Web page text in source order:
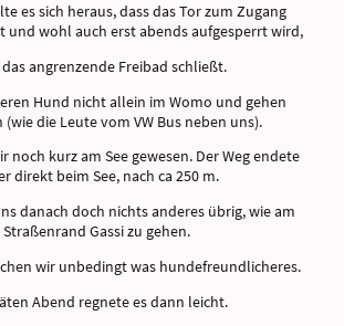
es sich heraus, dass das Tor zum Zugang
und wohl auch erst abends aufgesperrt wird,
angrenzende Freibad schließt.
Hund nicht allein im Womo und gehen
die Leute vom VW Bus neben uns).
noch kurz am See gewesen. Der Weg endete
direkt beim See, nach ca 250 m.
danach doch nichts anderes übrig, wie am
Straßenrand Gassi zu gehen.
wir unbedingt was hundefreundlicheres.
Abend regnete es dann leicht.